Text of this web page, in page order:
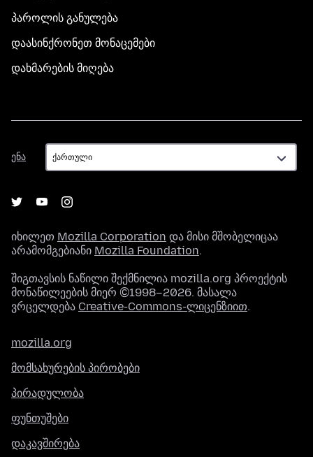
პაროლის განულება
დაასინქრონეთ მონაცემები
დახმარების მიღება
ენა
ენა
იხილეთ Mozilla Corporation და მისი მშობელიცაა
არამომგებიანი Mozilla Foundation.
შიგთავსის ნაწილი შექმნილია mozilla.org პროექტის
მონაწილეების მიერ ©1998–2026. მასალა
ვრცელდება Creative-Commons-ლიცენზიით.
mozilla.org
მომსახურების პირობები
პირადულობა
ფუნთუშები
დაკავშირება